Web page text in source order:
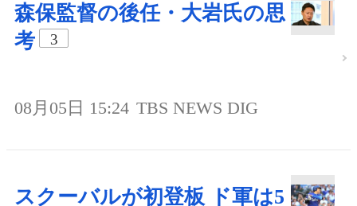
森保監督の後任・大岩氏の思
考
3
08月05日 15:24 TBS NEWS DIG
スクーバルが初登板 ド軍は5